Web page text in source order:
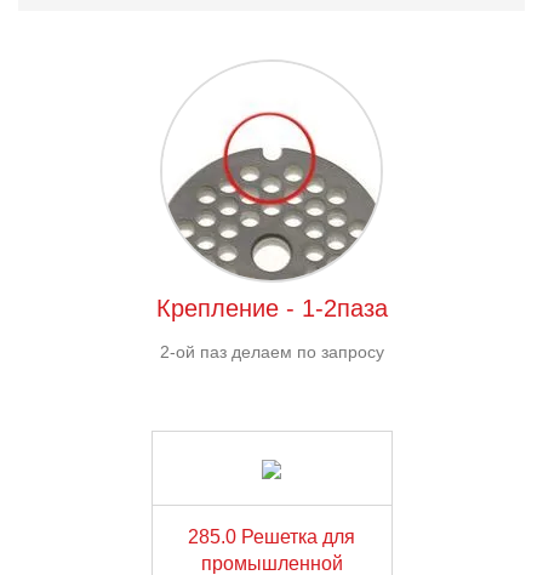
Крепление - 1-2паза
2-ой паз делаем по запросу
285.0 Решетка для
промышленной